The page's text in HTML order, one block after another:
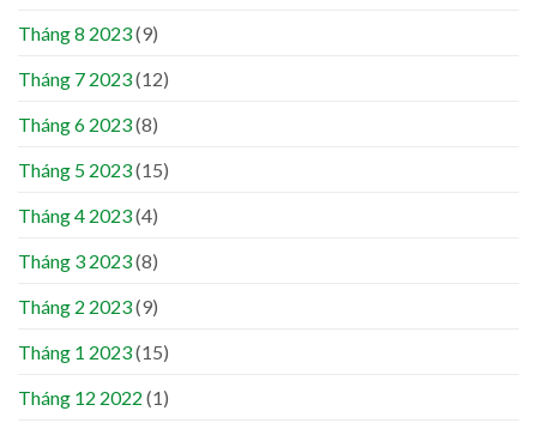
Tháng 8 2023(9)
Tháng 7 2023(12)
Tháng 6 2023(8)
Tháng 5 2023(15)
Tháng 4 2023(4)
Tháng 3 2023(8)
Tháng 2 2023(9)
Tháng 1 2023(15)
Tháng 12 2022 (1)